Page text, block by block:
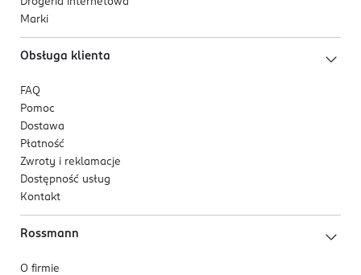
Marki
Obsługa klienta
FAQ
Pomoc
Dostawa
Płatność
Zwroty i reklamacje
Dostępność usług
Kontakt
Rossmann
O firmie